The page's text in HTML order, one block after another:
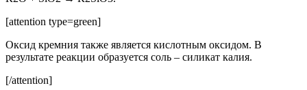
[attention type=green]
Оксид кремния также является кислотным оксидом. В
результате реакции образуется соль – силикат калия.
[/attention]